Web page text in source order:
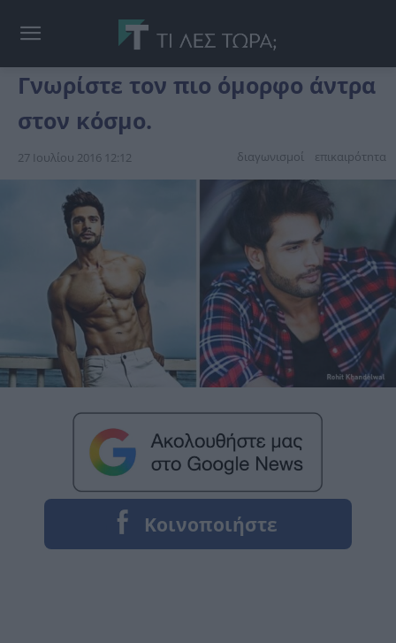
Γνωρίστε τον πιο όμορφο άντρα
στον κόσμο.
27 Ιουλίου 2016 12:12 διαγωνισμοί επικαιpότnτα